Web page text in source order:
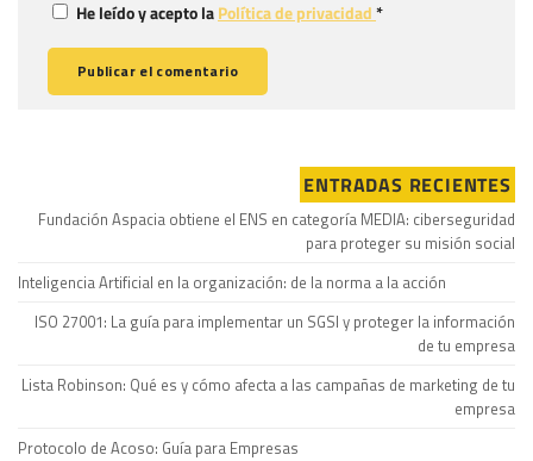
He leído y acepto laPolítica de privacidad*
ENTRADAS RECIENTES
Fundación Aspacia obtiene el ENS en categoría MEDIA: ciberseguridad
para proteger su misión social
Inteligencia Artificial en la organización: de la norma a la acción
ISO 27001: La guía para implementar un SGSI y proteger la información
de tu empresa
Lista Robinson: Qué es y cómo afecta a las campañas de marketing de tu
empresa
Protocolo de Acoso: Guía para Empresas